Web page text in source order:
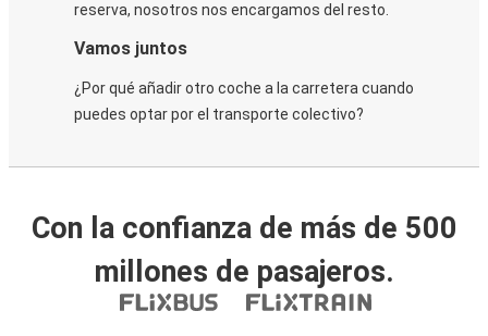
reserva, nosotros nos encargamos del resto.
Vamos juntos
¿Por qué añadir otro coche a la carretera cuando
puedes optar por el transporte colectivo?
Con la confianza de más de 500
millones de pasajeros.